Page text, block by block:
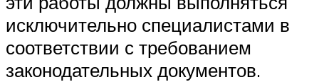
исключительно специалистами в
соответствии с требованием
законодательных документов.